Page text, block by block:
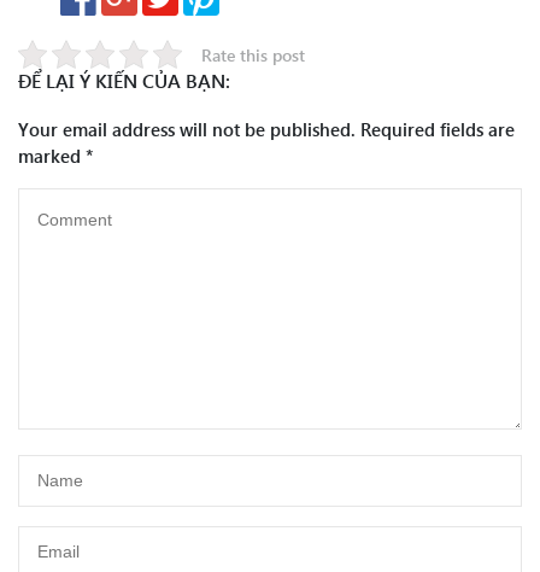
Rate this post
ĐỂ LẠI Ý KIẾN CỦA BẠN:
Your email address will not be published. Required fields are
marked *